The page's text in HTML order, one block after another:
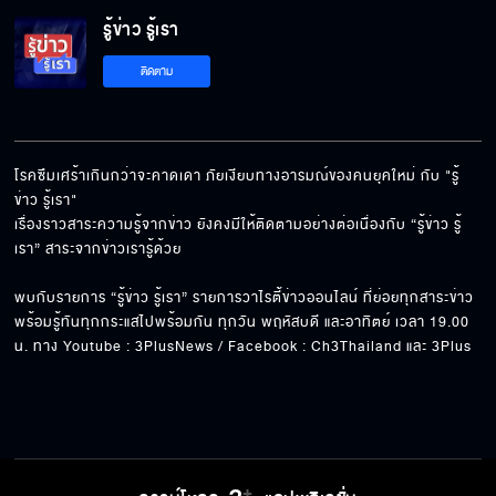
รู้ข่าว รู้เรา
ติดตาม
โรคซึมเศร้าเกินกว่าจะคาดเดา ภัยเงียบทางอารมณ์ของคนยุคใหม่ กับ "รู้
ข่าว รู้เรา"
เรื่องราวสาระความรู้จากข่าว ยังคงมีให้ติดตามอย่างต่อเนื่องกับ “รู้ข่าว รู้
เรา” สาระจากข่าวเรารู้ด้วย
พบกับรายการ “รู้ข่าว รู้เรา” รายการวาไรตี้ข่าวออนไลน์ ที่ย่อยทุกสาระข่าว
พร้อมรู้ทันทุกกระแสไปพร้อมกัน ทุกวัน พฤหัสบดี และอาทิตย์ เวลา 19.00
น. ทาง Youtube : 3PlusNews / Facebook : Ch3Thailand และ 3Plus